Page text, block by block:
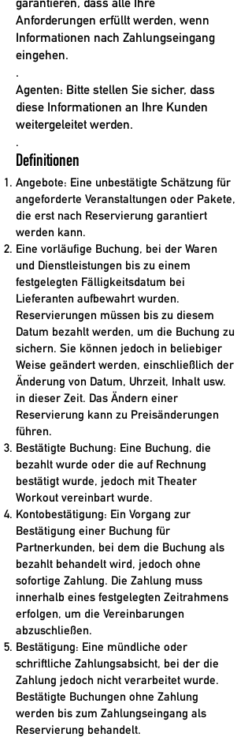
Anforderungen erfüllt werden, wenn
Informationen nach Zahlungseingang
eingehen.
.
Agenten: Bitte stellen Sie sicher, dass
diese Informationen an Ihre Kunden
weitergeleitet werden.
.
Definitionen
Angebote: Eine unbestätigte Schätzung für
angeforderte Veranstaltungen oder Pakete,
die erst nach Reservierung garantiert
werden kann.
Eine vorläufige Buchung, bei der Waren
und Dienstleistungen bis zu einem
festgelegten Fälligkeitsdatum bei
Lieferanten aufbewahrt wurden.
Reservierungen müssen bis zu diesem
Datum bezahlt werden, um die Buchung zu
sichern. Sie können jedoch in beliebiger
Weise geändert werden, einschließlich der
Änderung von Datum, Uhrzeit, Inhalt usw.
in dieser Zeit. Das Ändern einer
Reservierung kann zu Preisänderungen
führen.
Bestätigte Buchung: Eine Buchung, die
bezahlt wurde oder die auf Rechnung
bestätigt wurde, jedoch mit Theater
Workout vereinbart wurde.
Kontobestätigung: Ein Vorgang zur
Bestätigung einer Buchung für
Partnerkunden, bei dem die Buchung als
bezahlt behandelt wird, jedoch ohne
sofortige Zahlung. Die Zahlung muss
innerhalb eines festgelegten Zeitrahmens
erfolgen, um die Vereinbarungen
abzuschließen.
Bestätigung: Eine mündliche oder
schriftliche Zahlungsabsicht, bei der die
Zahlung jedoch nicht verarbeitet wurde.
Bestätigte Buchungen ohne Zahlung
werden bis zum Zahlungseingang als
Reservierung behandelt.